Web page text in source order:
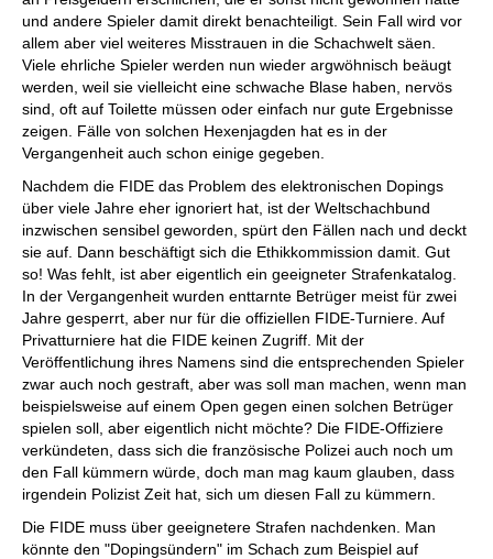
und andere Spieler damit direkt benachteiligt. Sein Fall wird vor
allem aber viel weiteres Misstrauen in die Schachwelt säen.
Viele ehrliche Spieler werden nun wieder argwöhnisch beäugt
werden, weil sie vielleicht eine schwache Blase haben, nervös
sind, oft auf Toilette müssen oder einfach nur gute Ergebnisse
zeigen. Fälle von solchen Hexenjagden hat es in der
Vergangenheit auch schon einige gegeben.
Nachdem die FIDE das Problem des elektronischen Dopings
über viele Jahre eher ignoriert hat, ist der Weltschachbund
inzwischen sensibel geworden, spürt den Fällen nach und deckt
sie auf. Dann beschäftigt sich die Ethikkommission damit. Gut
so! Was fehlt, ist aber eigentlich ein geeigneter Strafenkatalog.
In der Vergangenheit wurden enttarnte Betrüger meist für zwei
Jahre gesperrt, aber nur für die offiziellen FIDE-Turniere. Auf
Privatturniere hat die FIDE keinen Zugriff. Mit der
Veröffentlichung ihres Namens sind die entsprechenden Spieler
zwar auch noch gestraft, aber was soll man machen, wenn man
beispielsweise auf einem Open gegen einen solchen Betrüger
spielen soll, aber eigentlich nicht möchte? Die FIDE-Offiziere
verkündeten, dass sich die französische Polizei auch noch um
den Fall kümmern würde, doch man mag kaum glauben, dass
irgendein Polizist Zeit hat, sich um diesen Fall zu kümmern.
Die FIDE muss über geeignetere Strafen nachdenken. Man
könnte den "Dopingsündern" im Schach zum Beispiel auf